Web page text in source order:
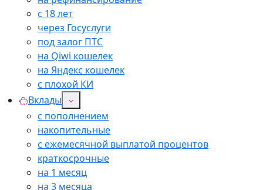
с 18 лет
через Госуслуги
под залог ПТС
на Qiwi кошелек
на Яндекс кошелек
с плохой КИ
Вклады
с пополнением
накопительные
с ежемесячной выплатой процентов
краткосрочные
на 1 месяц
на 3 месяца